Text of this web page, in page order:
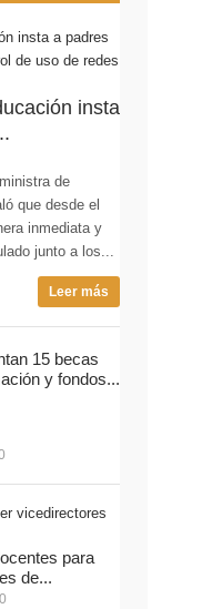
insta
de
que desde el
inmediata y
junto a los...
Leer más
15 becas
y fondos...
para
de...
0